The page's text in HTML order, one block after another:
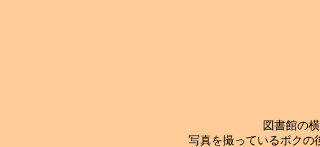
図書館の
写真を撮っているボクの